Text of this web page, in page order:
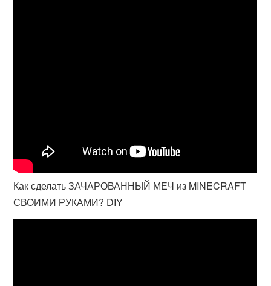
Как сделать ЗАЧАРОВАННЫЙ МЕЧ из MINECRAFT
СВОИМИ РУКАМИ? DIY